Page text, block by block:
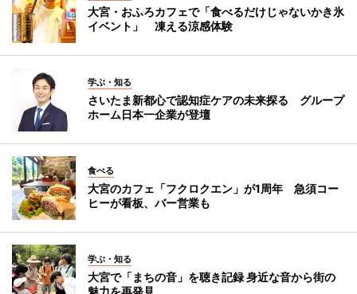
大宮・おふろカフェで「食べるだけじゃないかき氷
イベント」 凍える涼感体験
学ぶ・知る
さいたま新都心で認知症ケアの未来探る グループ
ホーム日本一企業が登壇
食べる
大宮のカフェ「フクロクエン」が1周年 急須コー
ヒーが看板、バー営業も
学ぶ・知る
大宮で「まちの音」を聴き記録 身近な音から街の
魅力を再発見